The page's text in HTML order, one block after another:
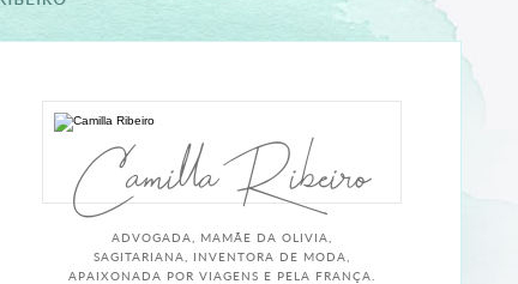
Camilla Ribeiro
ADVOGADA, MAMÃE DA OLIVIA,
SAGITARIANA, INVENTORA DE MODA,
APAIXONADA POR VIAGENS E PELA FRANÇA.